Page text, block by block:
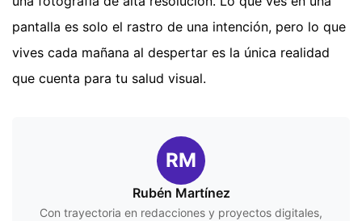
pantalla es solo el rastro de una intención, pero lo que
vives cada mañana al despertar es la única realidad
que cuenta para tu salud visual.
RM
Rubén Martínez
Con trayectoria en redacciones y proyectos digitales,